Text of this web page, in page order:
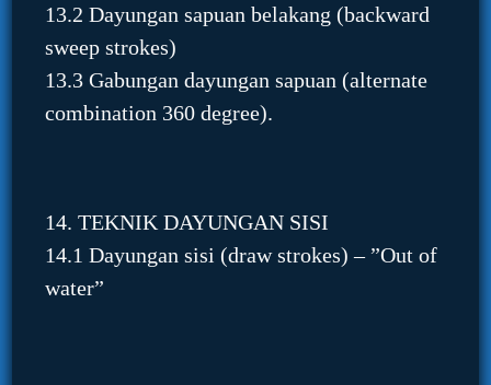
13.2 Dayungan sapuan belakang (backward
sweep strokes)
13.3 Gabungan dayungan sapuan (alternate
combination 360 degree).
14. TEKNIK DAYUNGAN SISI
14.1 Dayungan sisi (draw strokes) – ”Out of
water”